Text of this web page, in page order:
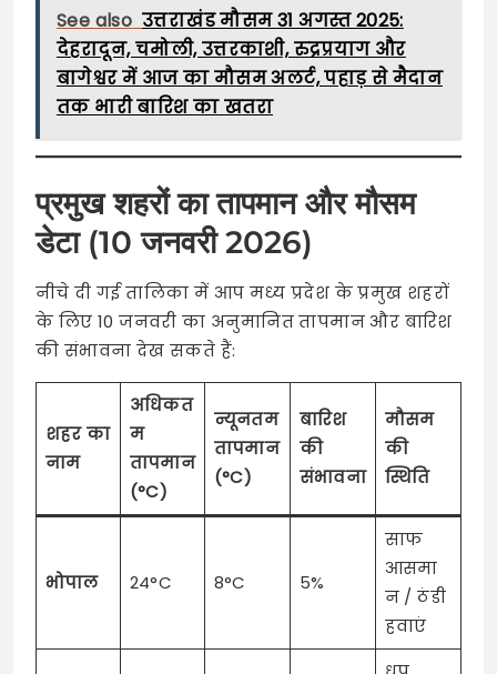
See also उत्तराखंड मौसम 31 अगस्त 2025:
देहरादून, चमोली, उत्तरकाशी, रुद्रप्रयाग और
बागेश्वर में आज का मौसम अलर्ट, पहाड़ से मैदान
तक भारी बारिश का खतरा
प्रमुख शहरों का तापमान और मौसम
डेटा (10 जनवरी 2026)
नीचे दी गई तालिका में आप मध्य प्रदेश के प्रमुख शहरों
के लिए 10 जनवरी का अनुमानित तापमान और बारिश
की संभावना देख सकते हैं:
शहर का
नाम
अधिकत
म
तापमान
(°C)
न्यूनतम
तापमान
(°C)
बारिश
की
संभावना
मौसम
की
स्थिति
भोपाल 24°C 8°C 5%
साफ
आसमा
न / ठंडी
हवाएं